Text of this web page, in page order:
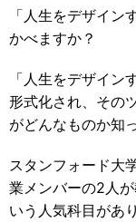
「人生をデザイ
かべますか？
「人生をデザイン
形式化され、その
がどんなものか知
スタンフォード大
業メンバーの2人
いう人気科目があ